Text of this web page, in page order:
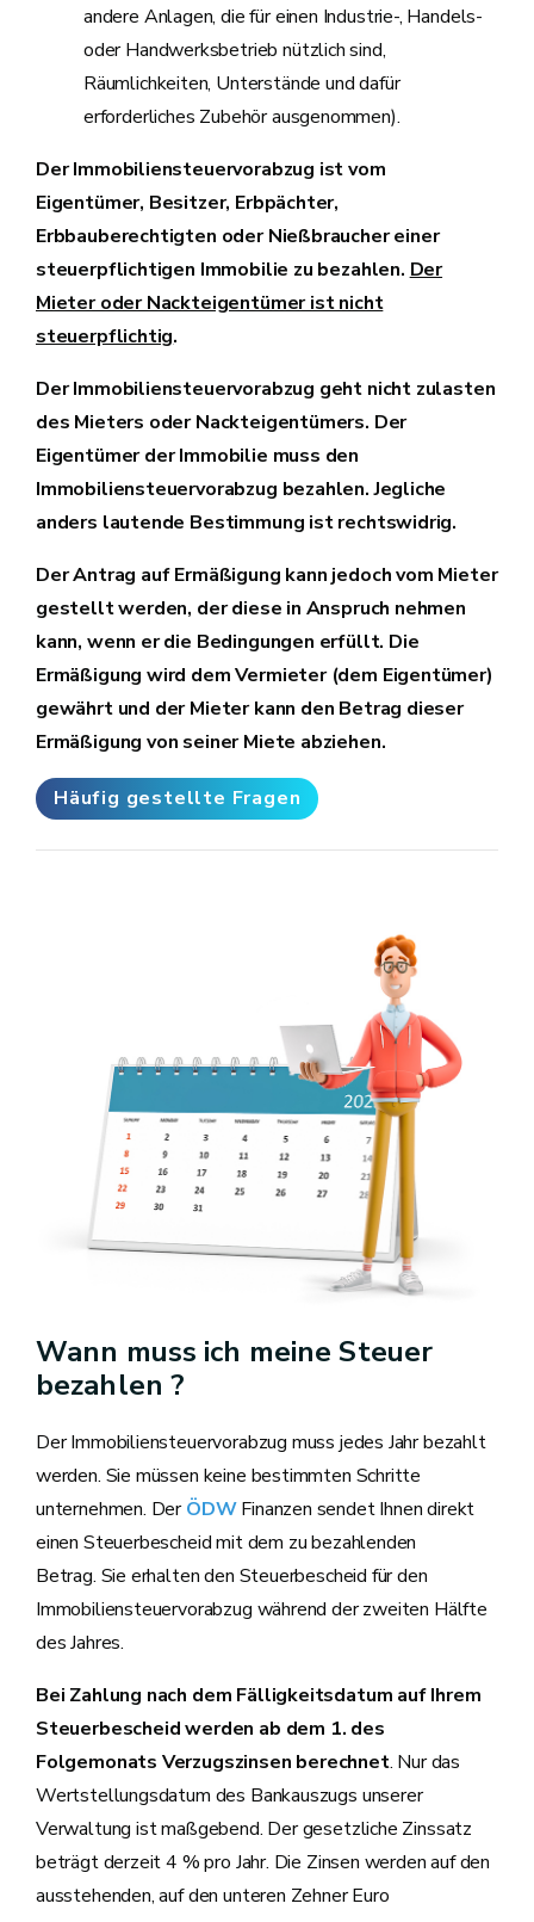
andere Anlagen, die für einen Industrie-, Handels-
oder Handwerksbetrieb nützlich sind,
Räumlichkeiten, Unterstände und dafür
erforderliches Zubehör ausgenommen).
Der Immobiliensteuervorabzug ist vom
Eigentümer, Besitzer, Erbpächter,
Erbbauberechtigten oder Nießbraucher einer
steuerpflichtigen Immobilie zu bezahlen. Der
Mieter oder Nackteigentümer ist nicht
steuerpflichtig.
Der Immobiliensteuervorabzug geht nicht zulasten
des Mieters oder Nackteigentümers. Der
Eigentümer der Immobilie muss den
Immobiliensteuervorabzug bezahlen. Jegliche
anders lautende Bestimmung ist rechtswidrig.
Der Antrag auf Ermäßigung kann jedoch vom Mieter
gestellt werden, der diese in Anspruch nehmen
kann, wenn er die Bedingungen erfüllt. Die
Ermäßigung wird dem Vermieter (dem Eigentümer)
gewährt und der Mieter kann den Betrag dieser
Ermäßigung von seiner Miete abziehen.
Häufig gestellte Fragen
Wann muss ich meine Steuer
bezahlen ?
Der Immobiliensteuervorabzug muss jedes Jahr bezahlt
werden. Sie müssen keine bestimmten Schritte
unternehmen. DerÖDWFinanzen sendet Ihnen direkt
einen Steuerbescheid mit dem zu bezahlenden
Betrag. Sie erhalten den Steuerbescheid für den
Immobiliensteuervorabzug während der zweiten Hälfte
des Jahres.
Bei Zahlung nach dem Fälligkeitsdatum auf Ihrem
Steuerbescheid werden ab dem 1. des
Folgemonats Verzugszinsen berechnet. Nur das
Wertstellungsdatum des Bankauszugs unserer
Verwaltung ist maßgebend. Der gesetzliche Zinssatz
beträgt derzeit 4 % pro Jahr. Die Zinsen werden auf den
ausstehenden, auf den unteren Zehner Euro